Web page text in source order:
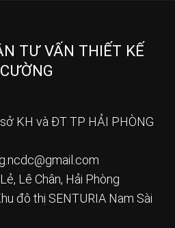
TƯ VẤN THIẾT KẾ
KH và ĐT TP HẢI PHÒNG
Lê Chân, Hải Phòng
đô thị SENTURIA Nam Sài